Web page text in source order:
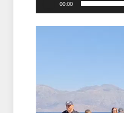
00:00